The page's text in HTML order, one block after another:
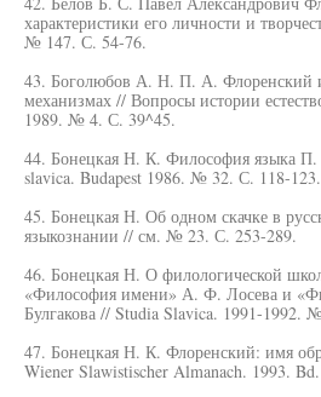
характеристики его личности и
№ 147. С. 54-76.
43. Боголюбов А. Н. П. А. Флоренский
механизмах // Вопросы истории
1989. № 4. С. 39^45.
44. Бонецкая Н. К. Философия языка
slavica. Budapest 1986. № 32. С. 118-123.
45. Бонецкая Н. Об одном скачке в
языкознании // см. № 23. С. 253-289.
46. Бонецкая Н. О филологической
«Философия имени» А. Ф. Лосева и
Булгакова // Studia Slavica. 1991-1992.
47. Бонецкая Н. К. Флоренский: имя
Wiener Slawistischer Almanach. 1993.